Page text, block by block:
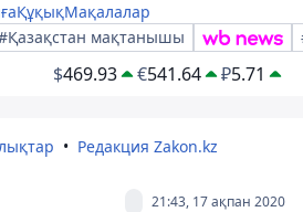
ҚұқықМақалалар
мақтанышы
$469.93 €541.64 ₽5.71
Редакция Zakon.kz
21:43, 17 ақпан 2020